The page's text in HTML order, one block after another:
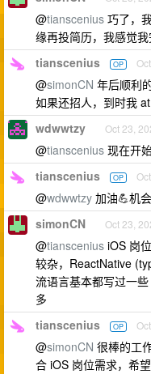
@tianscenius 巧了，
缘再投简历，我感觉我
tianscenius OP
@simonCN 年后顺利
如果还招人，到时我
wdwwtzy Oct 23,
@tianscenius 现在开
tianscenius OP
@wdwwtzy 加油💪机
simonCN Oct 23,
@tianscenius iOS 岗
较杂，ReactNative
流语言基本都写过一
多
tianscenius OP
@simonCN 很棒的工
合 iOS 岗位需求，希